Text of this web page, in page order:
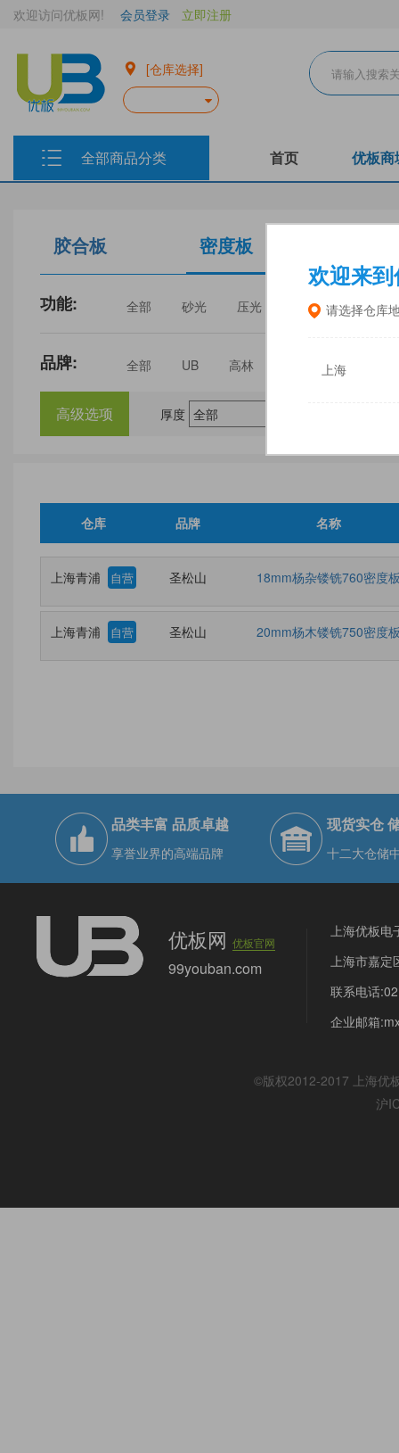
欢迎来到
请选择仓库
上海
欢迎访问优板网! 会员登录 立即注册
[仓库选择]
全部商品分类 首页 优板商
胶合板 密度板
功能: 全部 砂光 压光 家具 门板
品牌: 全部 UB 高林 中福
三威
建瓯福人
高级选项 厚度
仓库 品牌 名称
上海青浦 自营 圣松山 18mm杨杂镂铣760密度
上海青浦 自营 圣松山 20mm杨木镂铣750密度
品类丰富 品质卓越
享誉业界的高端品牌
现货实仓
十二大仓储
优板网优板官网
99youban.com
上海优板电
上海市嘉定
联系电话
企业邮箱
©版权2012-2017 上海优
沪